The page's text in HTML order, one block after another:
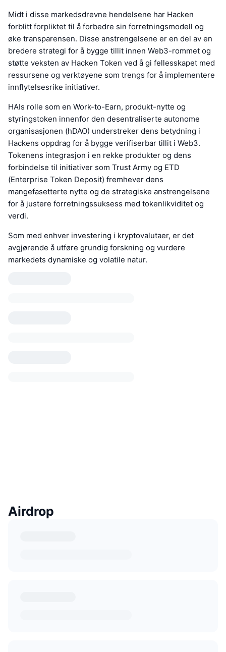
Midt i disse markedsdrevne hendelsene har Hacken
forblitt forpliktet til å forbedre sin forretningsmodell og
øke transparensen. Disse anstrengelsene er en del av en
bredere strategi for å bygge tillit innen Web3-rommet og
støtte veksten av Hacken Token ved å gi fellesskapet med
ressursene og verktøyene som trengs for å implementere
innflytelsesrike initiativer.
HAIs rolle som en Work-to-Earn, produkt-nytte og
styringstoken innenfor den desentraliserte autonome
organisasjonen (hDAO) understreker dens betydning i
Hackens oppdrag for å bygge verifiserbar tillit i Web3.
Tokenens integrasjon i en rekke produkter og dens
forbindelse til initiativer som Trust Army og ETD
(Enterprise Token Deposit) fremhever dens
mangefasetterte nytte og de strategiske anstrengelsene
for å justere forretningssuksess med tokenlikviditet og
verdi.
Som med enhver investering i kryptovalutaer, er det
avgjørende å utføre grundig forskning og vurdere
markedets dynamiske og volatile natur.
Airdrop